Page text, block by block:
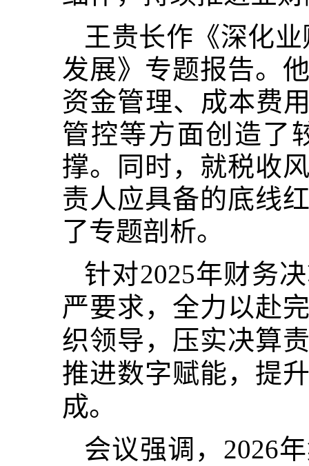
王贵长作《深化
发展》专题报告。
资金管理、成本费
管控等方面创造了
撑。同时，就税收
责人应具备的底线
了专题剖析。
针对2025年财务
严要求，全力以赴
织领导，压实决算
推进数字赋能，提
成。
会议强调 ， 2026